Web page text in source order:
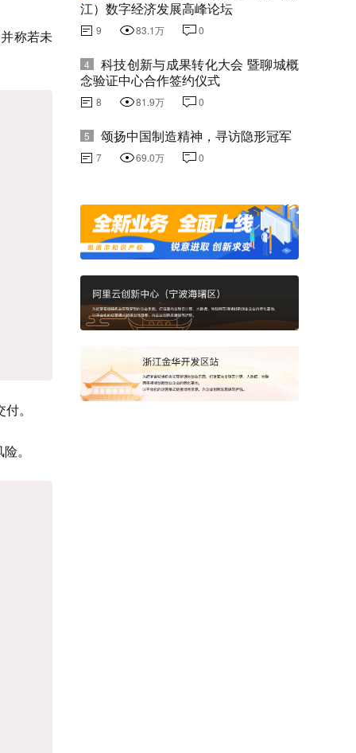
称若未
。
。
江）数字经济发展高峰论坛
9 83.1万 0
4
科技创新与成果转化大会 暨聊城概
念验证中心合作签约仪式
8 81.9万 0
5 颂扬中国制造精神，寻访隐形冠军
7 69.0万 0